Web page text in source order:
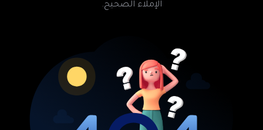
الإملاء الصحيح.